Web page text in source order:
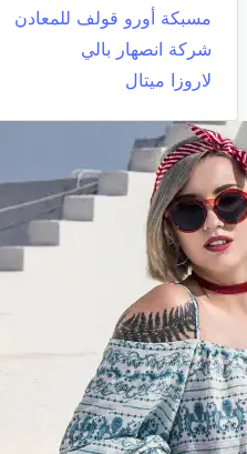
مسبكة أورو قولف للمعادن
شركة انصهار بالي
لاروزا ميتال